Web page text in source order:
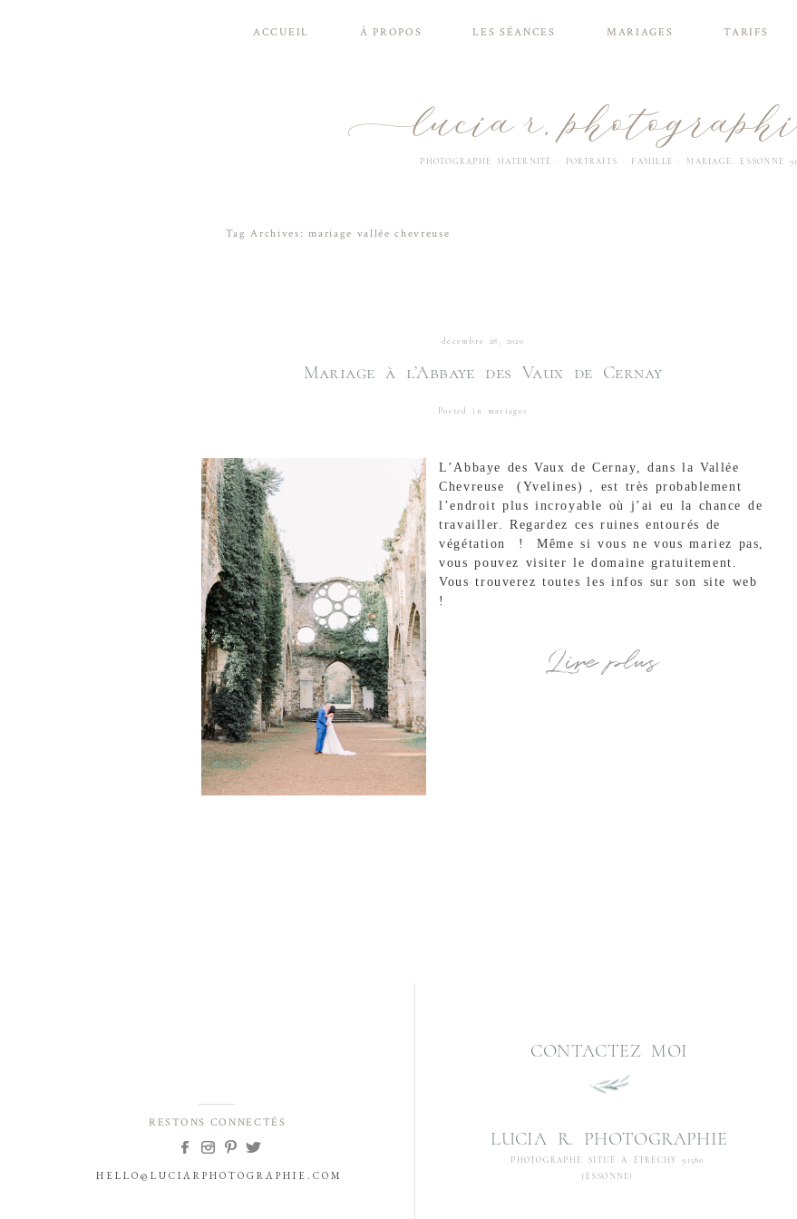
ACCUEIL À PROPOS LES SÉANCES MARIAGES TARIFS
PHOTOGRAPHE MATERNITÉ · PORTRAITS · FAMILLE · MARIAGE. ESSONNE 91
Tag Archives:mariage vallée chevreuse
décembre 28, 2020
Mariage à l’Abbaye des Vaux de Cernay
Posted in mariages
L’Abbaye des Vaux de Cernay, dans la Vallée
Chevreuse (Yvelines) , est très probablement
l’endroit plus incroyable où j’ai eu la chance de
travailler. Regardez ces ruines entourés de
végétation ! Même si vous ne vous mariez pas,
vous pouvez visiter le domaine gratuitement.
Vous trouverez toutes les infos sur son site web
!
Lire plus
RESTONS CONNECTÉS
HELLO@LUCIARPHOTOGRAPHIE.COM
CONTACTEZ MOI
PHOTOGRAPHE SITUÉ À ÉTRÉCHY 91580
(ESSONNE)
LUCIA R. PHOTOGRAPHIE